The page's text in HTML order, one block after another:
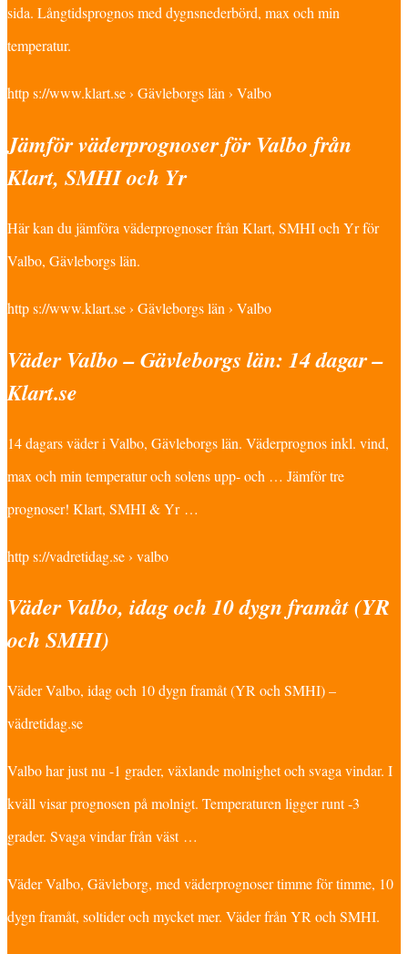
sida. Långtidsprognos med dygnsnederbörd, max och min
temperatur.
http s://www.klart.se › Gävleborgs län › Valbo
Jämför väderprognoser för Valbo från
Klart, SMHI och Yr
Här kan du jämföra väderprognoser från Klart, SMHI och Yr för
Valbo, Gävleborgs län.
http s://www.klart.se › Gävleborgs län › Valbo
Väder Valbo – Gävleborgs län: 14 dagar –
Klart.se
14 dagars väder i Valbo, Gävleborgs län. Väderprognos inkl. vind,
max och min temperatur och solens upp- och … Jämför tre
prognoser! Klart, SMHI & Yr …
http s://vadretidag.se › valbo
Väder Valbo, idag och 10 dygn framåt (YR
och SMHI)
Väder Valbo, idag och 10 dygn framåt (YR och SMHI) –
vädretidag.se
Valbo har just nu -1 grader, växlande molnighet och svaga vindar. I
kväll visar prognosen på molnigt. Temperaturen ligger runt -3
grader. Svaga vindar från väst …
Väder Valbo, Gävleborg, med väderprognoser timme för timme, 10
dygn framåt, soltider och mycket mer. Väder från YR och SMHI.